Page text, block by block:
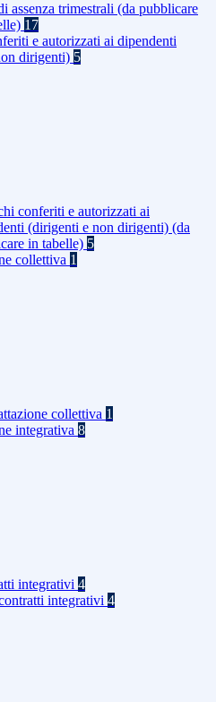
assenza trimestrali (da pubblicare
17
e autorizzati ai dipendenti
dirigenti) 5
conferiti e autorizzati ai
(dirigenti e non dirigenti) (da
in tabelle) 5
collettiva 1
collettiva 1
integrativa 8
integrativi 4
integrativi 4